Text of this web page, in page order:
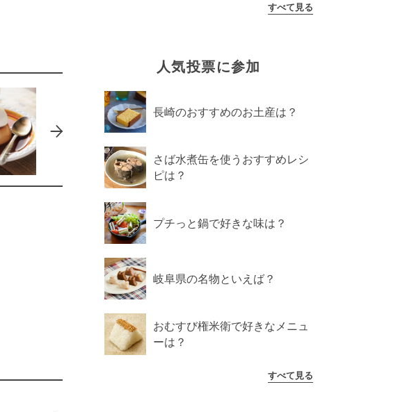
すべて見る
人気投票に参加
長崎のおすすめのお土産は？
さば水煮缶を使うおすすめレシ
ピは？
プチっと鍋で好きな味は？
岐阜県の名物といえば？
おむすび権米衛で好きなメニュ
ーは？
すべて見る